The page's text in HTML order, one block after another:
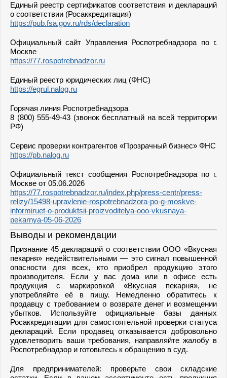
Единый реестр сертификатов соответствия и деклараций
о соответствии (Росаккредитация)
https://pub.fsa.gov.ru/rds/declaration
Официальный сайт Управления Роспотребнадзора по г.
Москве
https://77.rospotrebnadzor.ru
Единый реестр юридических лиц (ФНС)
https://egrul.nalog.ru
Горячая линия Роспотребнадзора
8 (800) 555-49-43 (звонок бесплатный на всей территории
РФ)
Сервис проверки контрагентов «Прозрачный бизнес» ФНС
https://pb.nalog.ru
Официальный текст сообщения Роспотребнадзора по г.
Москве от 05.06.2026
https://77.rospotrebnadzor.ru/index.php/press-centr/press-
relizy/15498-upravlenie-rospotrebnadzora-po-g-moskve-
informiruet-o-produktsii-proizvoditelya-ooo-vkusnaya-
pekarnya-05-06-2026
Выводы и рекомендации
Признание 45 деклараций о соответствии ООО «Вкусная
пекарня» недействительными — это сигнал повышенной
опасности для всех, кто приобрел продукцию этого
производителя. Если у вас дома или в офисе есть
продукция с маркировкой «Вкусная пекарня», не
употребляйте её в пищу. Немедленно обратитесь к
продавцу с требованием о возврате денег и возмещении
убытков. Используйте официальные базы данных
Росаккредитации для самостоятельной проверки статуса
деклараций. Если продавец отказывается добровольно
удовлетворить ваши требования, направляйте жалобу в
Роспотребнадзор и готовьтесь к обращению в суд.
Для предпринимателей: проверьте свои складские